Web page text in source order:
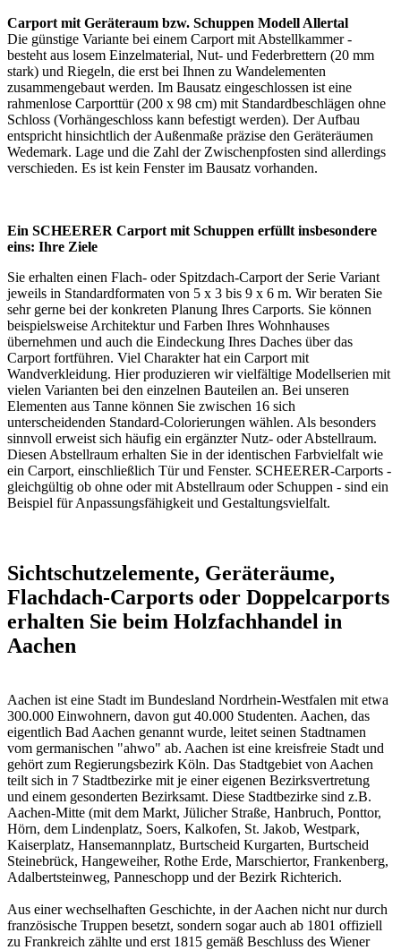
Carport mit Geräteraum bzw. Schuppen Modell Allertal
Die günstige Variante bei einem Carport mit Abstellkammer -
besteht aus losem Einzelmaterial, Nut- und Federbrettern (20 mm
stark) und Riegeln, die erst bei Ihnen zu Wandelementen
zusammengebaut werden. Im Bausatz eingeschlossen ist eine
rahmenlose Carporttür (200 x 98 cm) mit Standardbeschlägen ohne
Schloss (Vorhängeschloss kann befestigt werden). Der Aufbau
entspricht hinsichtlich der Außenmaße präzise den Geräteräumen
Wedemark. Lage und die Zahl der Zwischenpfosten sind allerdings
verschieden. Es ist kein Fenster im Bausatz vorhanden.
Ein SCHEERER Carport mit Schuppen erfüllt insbesondere
eins: Ihre Ziele
Sie erhalten einen Flach- oder Spitzdach-Carport der Serie Variant
jeweils in Standardformaten von 5 x 3 bis 9 x 6 m. Wir beraten Sie
sehr gerne bei der konkreten Planung Ihres Carports. Sie können
beispielsweise Architektur und Farben Ihres Wohnhauses
übernehmen und auch die Eindeckung Ihres Daches über das
Carport fortführen. Viel Charakter hat ein Carport mit
Wandverkleidung. Hier produzieren wir vielfältige Modellserien mit
vielen Varianten bei den einzelnen Bauteilen an. Bei unseren
Elementen aus Tanne können Sie zwischen 16 sich
unterscheidenden Standard-Colorierungen wählen. Als besonders
sinnvoll erweist sich häufig ein ergänzter Nutz- oder Abstellraum.
Diesen Abstellraum erhalten Sie in der identischen Farbvielfalt wie
ein Carport, einschließlich Tür und Fenster. SCHEERER-Carports -
gleichgültig ob ohne oder mit Abstellraum oder Schuppen - sind ein
Beispiel für Anpassungsfähigkeit und Gestaltungsvielfalt.
Sichtschutzelemente, Geräteräume,
Flachdach-Carports oder Doppelcarports
erhalten Sie beim Holzfachhandel in
Aachen
Aachen ist eine Stadt im Bundesland Nordrhein-Westfalen mit etwa
300.000 Einwohnern, davon gut 40.000 Studenten. Aachen, das
eigentlich Bad Aachen genannt wurde, leitet seinen Stadtnamen
vom germanischen "ahwo" ab. Aachen ist eine kreisfreie Stadt und
gehört zum Regierungsbezirk Köln. Das Stadtgebiet von Aachen
teilt sich in 7 Stadtbezirke mit je einer eigenen Bezirksvertretung
und einem gesonderten Bezirksamt. Diese Stadtbezirke sind z.B.
Aachen-Mitte (mit dem Markt, Jülicher Straße, Hanbruch, Ponttor,
Hörn, dem Lindenplatz, Soers, Kalkofen, St. Jakob, Westpark,
Kaiserplatz, Hansemannplatz, Burtscheid Kurgarten, Burtscheid
Steinebrück, Hangeweiher, Rothe Erde, Marschiertor, Frankenberg,
Adalbertsteinweg, Panneschopp und der Bezirk Richterich.
Aus einer wechselhaften Geschichte, in der Aachen nicht nur durch
französische Truppen besetzt, sondern sogar auch ab 1801 offiziell
zu Frankreich zählte und erst 1815 gemäß Beschluss des Wiener